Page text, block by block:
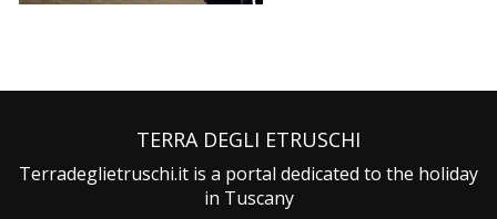
TERRA DEGLI ETRUSCHI
Terradeglietruschi.it is a portal dedicated to the holiday
in Tuscany